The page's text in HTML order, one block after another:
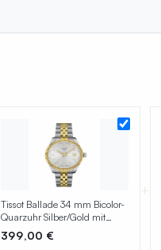
Tissot Ballade 34 mm Bicolor-
Quarzuhr Silber/Gold mit
Edelstahlarmband –
T156.210.22.031.00
399,00 €
+